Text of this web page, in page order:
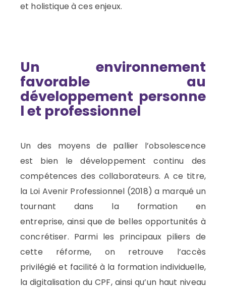
et holistique à ces enjeux.
Un environnement
favorable au
développement personne
l et professionnel
Un des moyens de pallier l’obsolescence
est bien le développement continu des
compétences des collaborateurs. A ce titre,
la Loi Avenir Professionnel (2018) a marqué un
tournant dans la formation en
entreprise,ainsi que de belles opportunités à
concrétiser. Parmi les principaux piliers de
cette réforme, on retrouve l’accès
privilégié et facilitéà la formationindividuelle,
la digitalisation du CPF, ainsi qu’unhaut niveau